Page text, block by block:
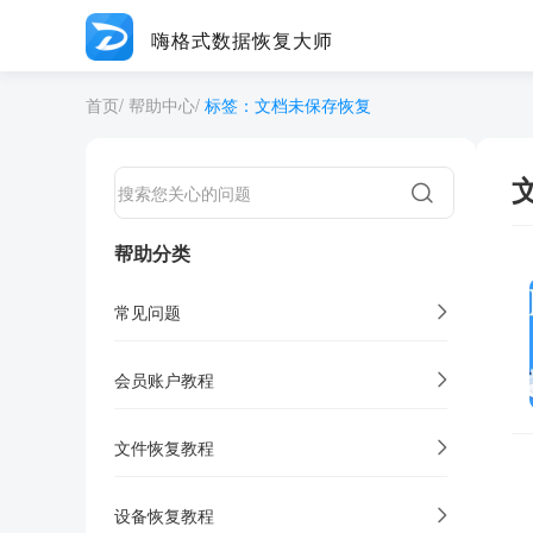
嗨格式数据恢复大师
首页/ 帮助中心/ 标签：文档未保存恢复
帮助分类
常见问题
会员账户教程
文件恢复教程
设备恢复教程